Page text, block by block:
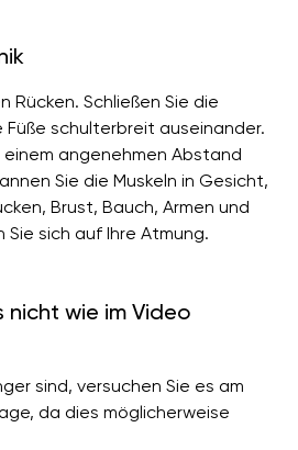
Rücken. Schließen Sie die
Füße schulterbreit auseinander.
einem angenehmen Abstand
Sie die Muskeln in Gesicht,
Brust, Bauch, Armen und
Sie sich auf Ihre Atmung.
nicht wie im Video
sind, versuchen Sie es am
da dies möglicherweise